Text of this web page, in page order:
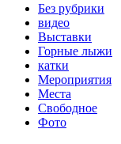
Без рубрики
видео
Выставки
Горные лыжи
катки
Мероприятия
Места
Свободное
Фото